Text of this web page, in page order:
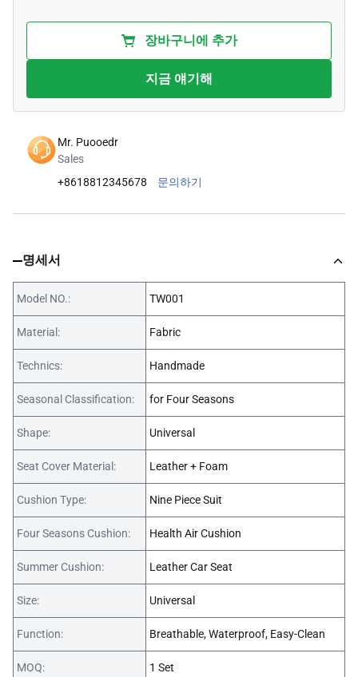
장바구니에 추가
지금 얘기해
Mr. Puooedr
Sales
+8618812345678
문의하기
명세서
Model NO.: TW001
Material: Fabric
Technics: Handmade
Seasonal Classification: for Four Seasons
Shape: Universal
Seat Cover Material: Leather + Foam
Cushion Type: Nine Piece Suit
Four Seasons Cushion: Health Air Cushion
Summer Cushion: Leather Car Seat
Size: Universal
Function: Breathable, Waterproof, Easy-Clean
MOQ: 1 Set